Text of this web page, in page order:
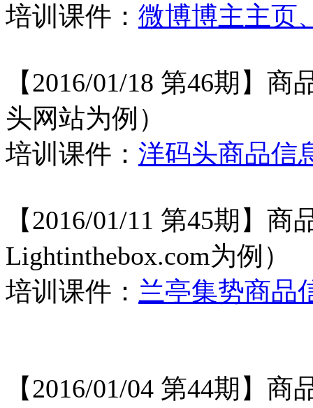
培训课件： 微博博主主页
【2016/01/18 第46期】
头网站为例）
培训课件： 洋码头商品信
【2016/01/11 第45期】
Lightinthebox.com为例）
培训课件： 兰亭集势商品
【2016/01/04 第44期】